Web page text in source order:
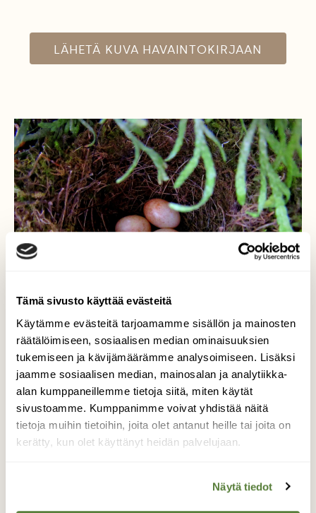
Tämä sivusto käyttää evästeitä
Käytämme evästeitä tarjoamamme sisällön ja mainosten
räätälöimiseen, sosiaalisen median ominaisuuksien
tukemiseen ja kävijämäärämme analysoimiseen. Lisäksi
jaamme sosiaalisen median, mainosalan ja analytiikka-
alan kumppaneillemme tietoja siitä, miten käytät
sivustoamme. Kumppanimme voivat yhdistää näitä
tietoja muihin tietoihin, joita olet antanut heille tai joita on
kerätty, kun olet käyttänyt heidän palvelujaan.
Näytä tiedot
LÄHETÄ KUVA HAVAINTOKIRJAAN
Punarinnan pesä
Punarinta teki pesän kukkaruukkuun.